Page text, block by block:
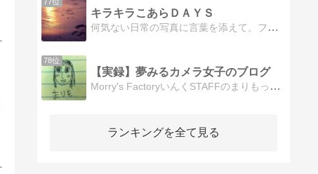
キラキラこあらＤＡＹＳ
何気ない日常の写真に言葉を添えて。ファインダーから覗くキラキラな世界をありのままに感じてもらえたら幸いです。
78位
【実録】夢みるカメラ女子のブログ
Morry's FactoryいんくSTAFFのまりもっこりが繰り広げる人生ドラマ
ランキングを全て見る